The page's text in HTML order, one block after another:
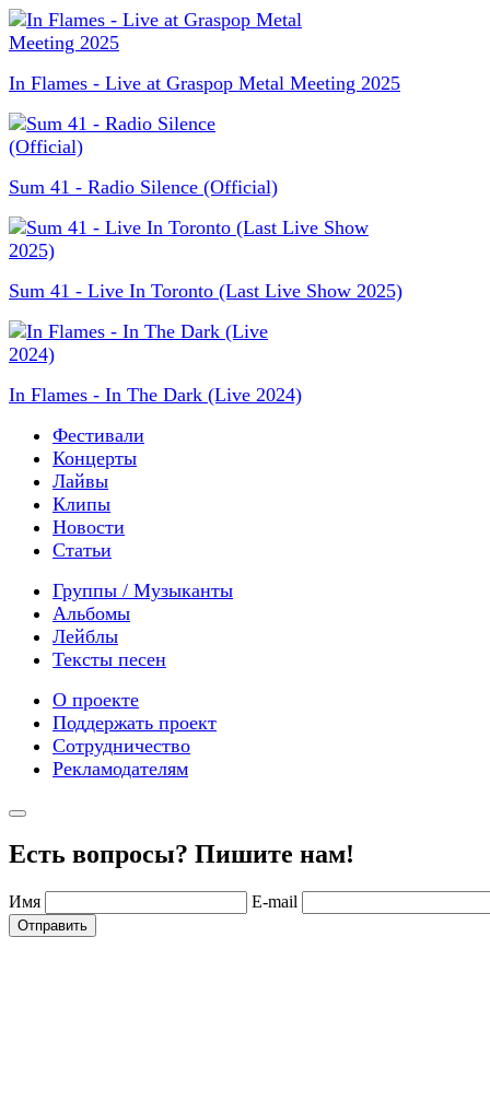
In Flames - Live at Graspop Metal Meeting 2025
Sum 41 - Radio Silence (Official)
Sum 41 - Live In Toronto (Last Live Show 2025)
In Flames - In The Dark (Live 2024)
Фестивали
Концерты
Лайвы
Клипы
Новости
Статьи
Группы / Музыканты
Альбомы
Лейблы
Тексты песен
О проекте
Поддержать проект
Сотрудничество
Рекламодателям
Есть вопросы? Пишите нам!
Имя E-mail